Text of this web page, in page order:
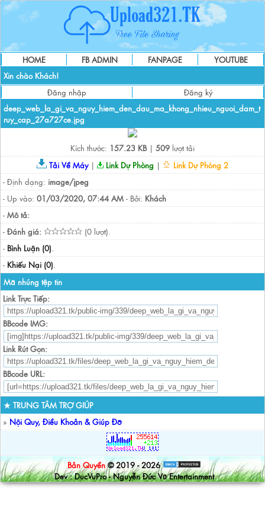
HOME FB ADMIN FANPAGE
YOUTUBE
Xin chào Khách!
Đăng nhập
Đăng ký
deep_web_la_gi_va_nguy_hiem_den_dau_ma_khong_nhieu_nguoi_dam_t
ruy_cap_27a727ce.jpg
Kích thước: 157.23 KB| 509 lượt tải
Tải Về Máy| Link Dự Phòng |
Link Dự Phòng 2
- Định dạng: image/jpeg
- Up vào: 01/03/2020, 07:44 AM - Bởi: Khách
- Mô tả:
- Đánh giá:
(0 lượt).
- Bình Luận (0).
- Khiếu Nại (0).
Mã nhúng tệp tin
Link Trực Tiếp:
BBcode IMG:
Link Rút Gọn:
BBcode URL:
★ TRUNG TÂM TRỢ GIÚP
» Nội Quy, Điều Khoản & Giúp Đỡ
Bản Quyền © 2019 - 2026
Dev : DucVuPro - Nguyễn Đức Vũ Entertainment